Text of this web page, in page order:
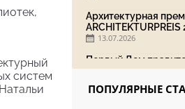
систем
Архитектурная
ARCHITEKTURPREIS
13.07.2026
Первый Дом
Алматы станет
ПОПУЛЯРНЫЕ